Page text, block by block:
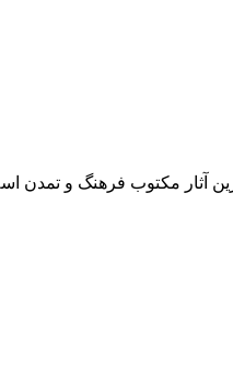
انتشار مهمترین آثار مكتوب